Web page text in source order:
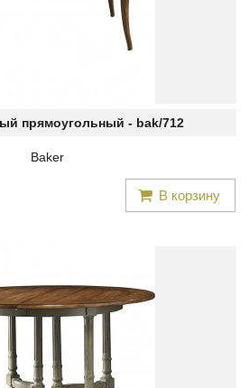
прямоугольный - bak/712
Baker
В корзину